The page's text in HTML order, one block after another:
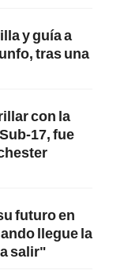
y guía a
tras una
con la
17, fue
futuro en
llegue la
salir"